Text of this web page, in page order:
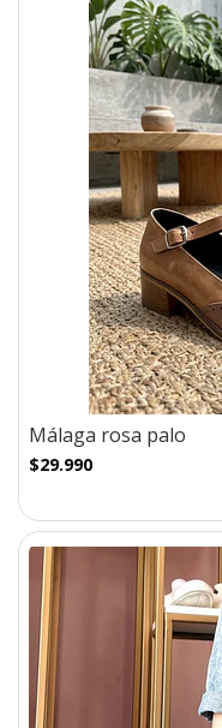
Málaga rosa palo
$29.990